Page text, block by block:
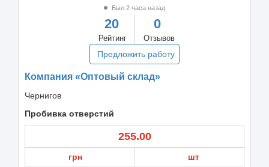
Был 2 часа назад
20
Рейтинг
0
Отзывов
Предложить работу
Компания «Оптовый склад»
Чернигов
Пробивка отверстий
255.00
грн шт